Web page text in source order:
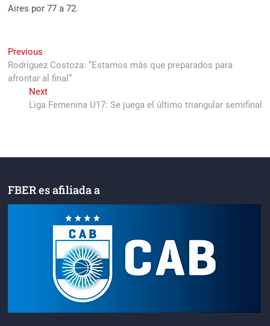
Aires por 77 a 72.
Navegación
de
entradas
Previous
post:
Rodríguez Costoza: “Estamos más que preparados para
afrontar al final”
NextNext
post:
Liga Femenina U17: Se juega el último triangular semifinal
FBER es afiliada a